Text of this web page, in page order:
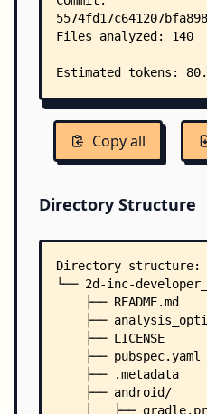
Copy all
Directory Structure
Directory structure:
└── 2d-inc-
    ├── README.md
├──
    ├── LICENSE
    ├── pubspec.yaml
    ├── .metadata
    ├── android/
│   ├──